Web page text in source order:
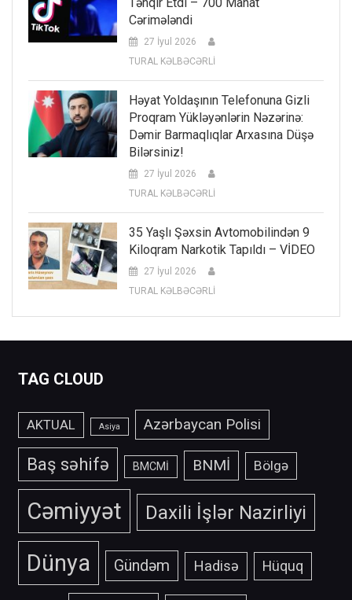
Cərimələndi
27 İyul 2026
TURAL KƏLBƏCƏRLİ
Həyat Yoldaşının Telefonuna Gizli
Proqram Yükləyənlərin Nəzərinə:
Dəmir Barmaqlıqlar Arxasına Düşə
Bilərsiniz!
27 İyul 2026
TURAL KƏLBƏCƏRLİ
35 Yaşlı Şəxsin Avtomobilindən 9
Kiloqram Narkotik Tapıldı – VİDEO
27 İyul 2026
TURAL KƏLBƏCƏRLİ
TAG CLOUD
AKTUAL Asiya Azərbaycan Polisi
Baş səhifə BMCMİ BNMİ Bölgə
Cəmiyyət Daxili İşlər Nazirliyi
Dünya Gündəm Hadisə Hüquq